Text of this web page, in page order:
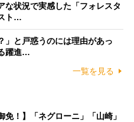
な状況で実感した「フォレスタ
ト…
」と戸惑うのには理由があっ
躍進…
一覧を見る
免！】「ネグローニ」「山崎」